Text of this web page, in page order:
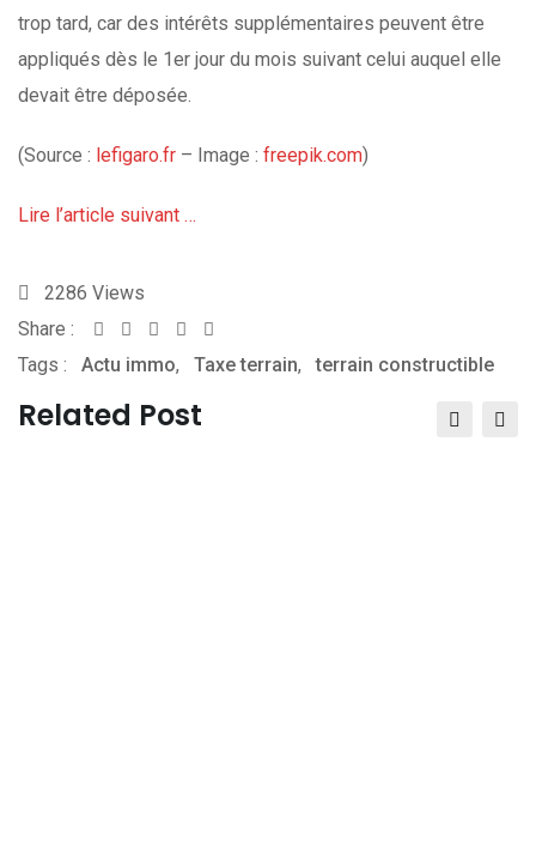
trop tard, car des intérêts supplémentaires peuvent être
appliqués dès le 1er jour du mois suivant celui auquel elle
devait être déposée.
(Source : lefigaro.fr – Image : freepik.com)
Lire l’article suivant …
2286 Views
Share :
Whatsapp
Share
via
Email
Tags : Actu immo, Taxe terrain,terrain constructible
Related Post